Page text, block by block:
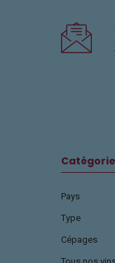
Pays
Type
Cépages